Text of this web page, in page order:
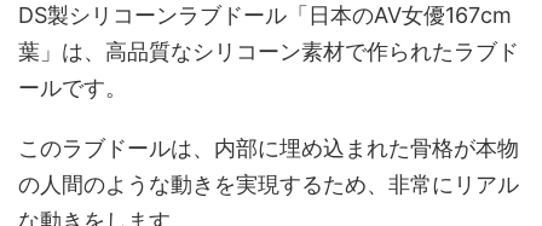
DS製シリコーンラブドール「日本のAV女優167cm
葉」は、高品質なシリコーン素材で作られたラブド
ールです。
このラブドールは、内部に埋め込まれた骨格が本物
の人間のような動きを実現するため、非常にリアル
な動きをします。